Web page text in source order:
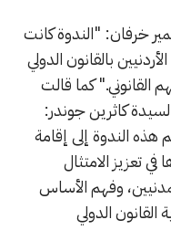
خرفان: "الندوة كانت
بالقانون الدولي
القانوني." كما قالت
كاثرين جوندر:
الندوة إلى إقامة
تعزيز الامتثال
وفهم الأساس
القانون الدولي